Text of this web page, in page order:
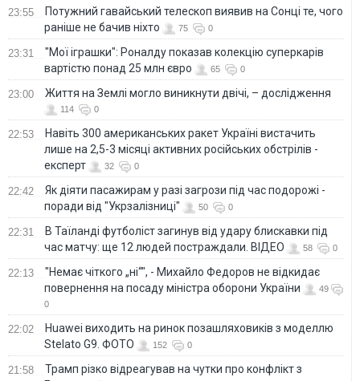
23:55
Потужний гавайський телескоп виявив на Сонці те, чого
раніше не бачив ніхто
75 0
23:31
"Мої іграшки": Роналду показав колекцію суперкарів
вартістю понад 25 млн євро
65 0
23:00 Життя на Землі могло виникнути двічі, – дослідження
114 0
22:53
Навіть 300 американських ракет Україні вистачить
лише на 2,5-3 місяці активних російських обстрілів -
експерт
32 0
22:42
Як діяти пасажирам у разі загрози під час подорожі -
поради від "Укрзалізниці"
50 0
22:31
В Таїланді футболіст загинув від удару блискавки під
час матчу: ще 12 людей постраждали. ВІДЕО
58 0
22:13
"Немає чіткого „ні“", - Михайло Федоров не відкидає
повернення на посаду міністра оборони України
49
0
22:02
Huawei виходить на ринок позашляховиків з моделлю
Stelato G9. ФОТО
152 0
21:58
Трамп різко відреагував на чутки про конфлікт з